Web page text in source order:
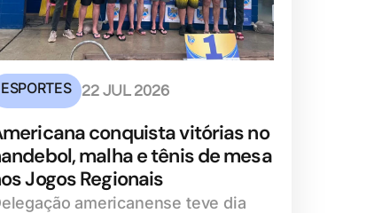
ESPORTES 22 JUL 2026
conquista vitórias no
malha e tênis de mesa
Jogos Regionais
americanense teve dia